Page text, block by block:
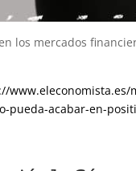
los mercados
pueda-acabar-en-